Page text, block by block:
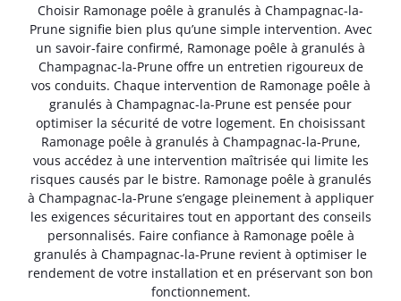
Choisir Ramonage poêle à granulés à Champagnac-la-
Prune signifie bien plus qu’une simple intervention. Avec
un savoir-faire confirmé, Ramonage poêle à granulés à
Champagnac-la-Prune offre un entretien rigoureux de
vos conduits. Chaque intervention de Ramonage poêle à
granulés à Champagnac-la-Prune est pensée pour
optimiser la sécurité de votre logement. En choisissant
Ramonage poêle à granulés à Champagnac-la-Prune,
vous accédez à une intervention maîtrisée qui limite les
risques causés par le bistre. Ramonage poêle à granulés
à Champagnac-la-Prune s’engage pleinement à appliquer
les exigences sécuritaires tout en apportant des conseils
personnalisés. Faire confiance à Ramonage poêle à
granulés à Champagnac-la-Prune revient à optimiser le
rendement de votre installation et en préservant son bon
fonctionnement.